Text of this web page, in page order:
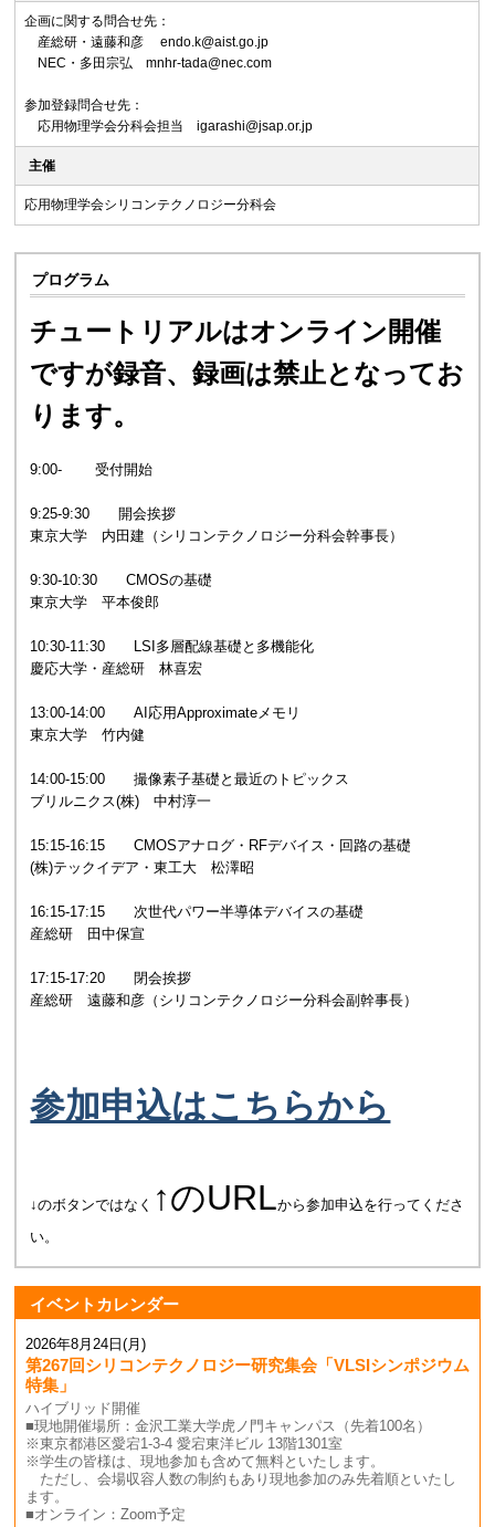
企画に関する問合せ先：
産総研・遠藤和彦 endo.k@aist.go.jp
NEC・多田宗弘 mnhr-tada@nec.com
参加登録問合せ先：
応用物理学会分科会担当 igarashi@jsap.or.jp
主催
応用物理学会シリコンテクノロジー分科会
プログラム
チュートリアルはオンライン開催
ですが録音、録画は禁止となってお
ります。
9:00- 受付開始
9:25-9:30 開会挨拶
東京大学 内田建（シリコンテクノロジー分科会幹事長）
9:30-10:30 CMOSの基礎
東京大学 平本俊郎
10:30-11:30 LSI多層配線基礎と多機能化
慶応大学・産総研 林喜宏
13:00-14:00 AI応用Approximateメモリ
東京大学 竹内健
14:00-15:00 撮像素子基礎と最近のトピックス
ブリルニクス(株) 中村淳一
15:15-16:15 CMOSアナログ・RFデバイス・回路の基礎
(株)テックイデア・東工大 松澤昭
16:15-17:15 次世代パワー半導体デバイスの基礎
産総研 田中保宣
17:15-17:20 閉会挨拶
産総研 遠藤和彦（シリコンテクノロジー分科会副幹事長）
参加申込はこちらから
↓のボタンではなく ↑のURLから参加申込を行ってくださ
い。
イベントカレンダー
2026年8月24日(月)
第267回シリコンテクノロジー研究集会「VLSIシンポジウム
特集」
ハイブリッド開催
■現地開催場所：金沢工業大学虎ノ門キャンパス（先着100名）
※東京都港区愛宕1-3-4 愛宕東洋ビル 13階1301室
※学生の皆様は、現地参加も含めて無料といたします。
ただし、会場収容人数の制約もあり現地参加のみ先着順といたし
ます。
■オンライン：Zoom予定